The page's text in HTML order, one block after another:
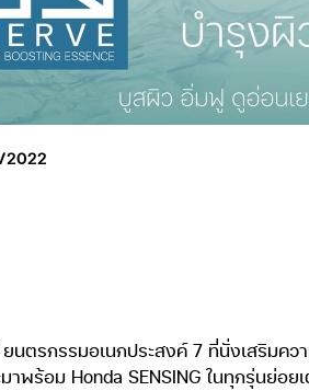
นตรกรรมอเนกประสงค์ 7 ที่นั่งเสริมค
พร้อม Honda SENSING ในทุกรุ่นย่อ